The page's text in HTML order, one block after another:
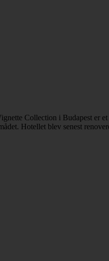
Collection i Budapest er
Hotellet blev senest